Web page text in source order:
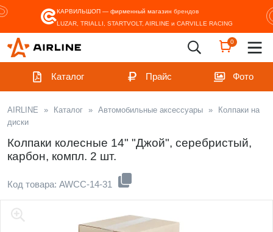
КАРВИЛЬШОП — фирменный магазин брендов
LUZAR, TRIALLI, STARTVOLT, AIRLINE и CARVILLE RACING
0
Каталог Прайс Фото
AIRLINE » Каталог » Автомобильные аксессуары »
Колпаки на
диски
Колпаки колесные 14" "Джой", серебристый,
карбон, компл. 2 шт.
Код товара: AWCC-14-31